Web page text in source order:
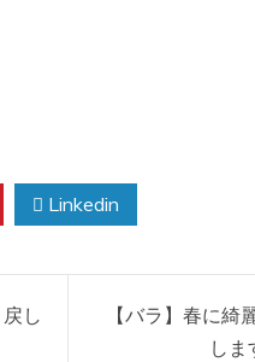
Linkedin
し
【バラ】春に綺
しま